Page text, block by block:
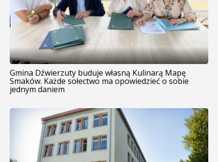
Gmina Dźwierzuty buduje własną Kulinarą Mapę
Smaków. Każde sołectwo ma opowiedzieć o sobie
jednym daniem